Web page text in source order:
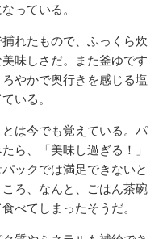
っている。
れたもので、ふっくら炊
味しさだ。また釜ゆです
やかで奥行きを感じる塩
いる。
は今でも覚えている。パ
ら、「美味し過ぎる！」
ックでは満足できないと
ろ、なんと、ごはん茶碗
べてしまったそうだ。